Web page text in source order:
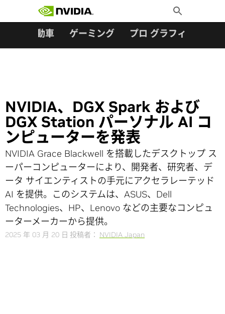
Toggle
Search
自動車 ゲーミング プロ グラフィックス
NVIDIA、DGX Spark および
DGX Station パーソナル AI コ
ンピューターを発表
NVIDIA Grace Blackwell を搭載したデスクトップ ス
ーパーコンピューターにより、開発者、研究者、デ
ータ サイエンティストの手元にアクセラレーテッド
AI を提供。このシステムは、ASUS、Dell
Technologies、HP、Lenovo などの主要なコンピュ
ーターメーカーから提供。
2025 年 03 月 20 日 投稿者： NVIDIA Japan